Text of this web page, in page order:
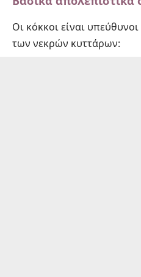
Οι κόκκοι είναι
των νεκρών κυττάρων: